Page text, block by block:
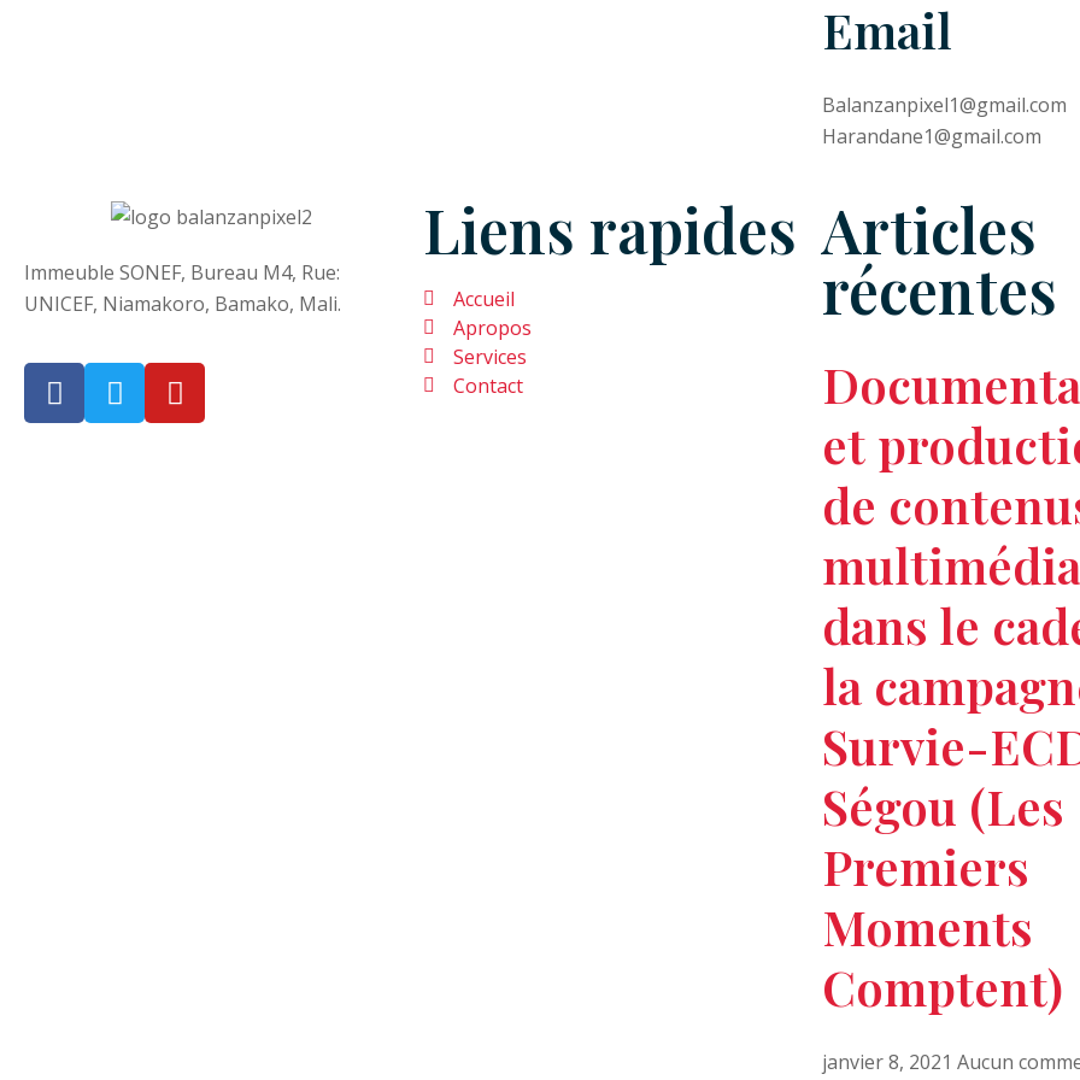
Email
Balanzanpixel1@gmail.com
Harandane1@gmail.com
Immeuble SONEF, Bureau M4, Rue:
UNICEF, Niamakoro, Bamako, Mali.
Liens rapides
Accueil
Apropos
Services
Contact
Articles
récentes
et
de
dans le
la
Survie-
Ségou (Les
Premiers
Moments
Comptent)
janvier 8, 2021 Aucun